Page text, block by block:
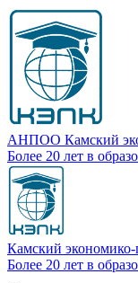
Перейти
основному
содержанию
АНПОО Камский
Более 20 лет в
Камский
Более 20 лет в